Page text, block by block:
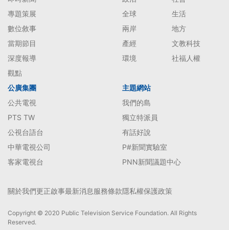
專題策展
數位敘事
當期節目
深度報導
觀點
全球
生活
兩岸
地方
產經
文教科技
環境
社福人權
公廣集團
公共電視
PTS TW
公視台語台
中華電視公司
客家電視台
主題網站
我們的島
獨立特派員
有話好說
P#新聞實驗室
PNN新聞議題中心
關於我們更正啟事最新消息服務條款隱私權保護政策
Copyright © 2020 Public Television Service Foundation. All Rights
Reserved.